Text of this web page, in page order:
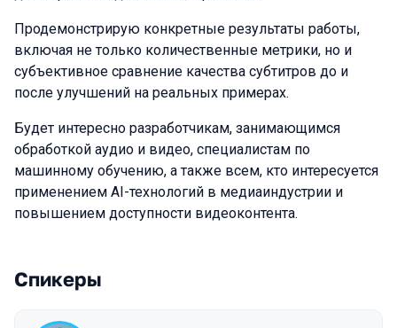
Продемонстрирую конкретные результаты работы,
включая не только количественные метрики, но и
субъективное сравнение качества субтитров до и
после улучшений на реальных примерах.
Будет интересно разработчикам, занимающимся
обработкой аудио и видео, специалистам по
машинному обучению, а также всем, кто интересуется
применением AI-технологий в медиаиндустрии и
повышением доступности видеоконтента.
Спикеры